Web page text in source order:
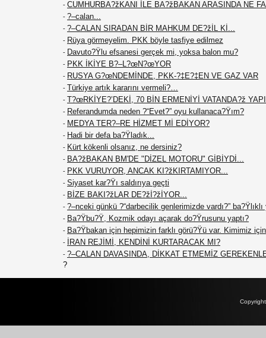
- CUMHURBA?žKANI İLE BA?žBAKAN ARASINDA NE
- ?–calan...
- ?–CALAN SIRADAN BİR MAHKUM DE?žİL Kİ...
- Rüya görmeyelim. PKK böyle tasfiye edilmez
- Davuto?Ÿlu efsanesi gerçek mi, yoksa balon mu?
- PKK İKİYE B?–L?œN?œYOR
- RUSYA G?œNDEMİNDE, PKK-?‡E?‡EN VE GAZ VAR
- Türkiye artık kararını vermeli?…
- T?œRKİYE?’DEKİ, 70 BİN ERMENİYİ VATANDA?ž
- Referandumda neden ?“Evet?” oyu kullanaca?Ÿım?
- MEDYA TER?–RE HİZMET Mİ EDİYOR?
- Hadi bir defa ba?Ÿladık...
- Kürt kökenli olsanız, ne dersiniz?
- BA?žBAKAN BM'DE "DİZEL MOTORU" GİBİYDİ...
- PKK VURUYOR, ANCAK KI?žKIRTAMIYOR...
- Siyaset kar?Ÿı saldırıya geçti
- BİZE BAKI?žLAR DE?žİ?žİYOR...
- ?–nceki günkü ?“darbecilik genlerimizde vardı?”
- Ba?Ÿbu?Ÿ, Kozmik odayı açarak do?Ÿrusunu yaptı?
- Ba?Ÿbakan için hepimizin farklı görü?Ÿü var. Kimimiz
- İRAN REJİMİ, KENDİNİ KURTARACAK MI?
- ?–CALAN DAVASINDA, DİKKAT ETMEMİZ
?